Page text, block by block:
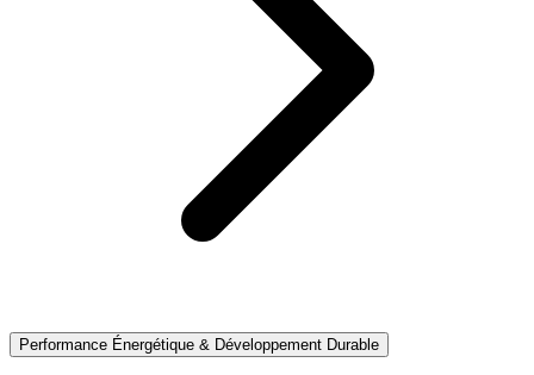
Performance Énergétique & Développement Durable